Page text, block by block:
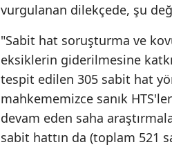
vurgulanan dilekçede, şu
"Sabit hat soruşturma ve
eksiklerin giderilmesine
tespit edilen 305 sabit hat
mahkememizce sanık
devam eden saha
sabit hattın da (toplam 521